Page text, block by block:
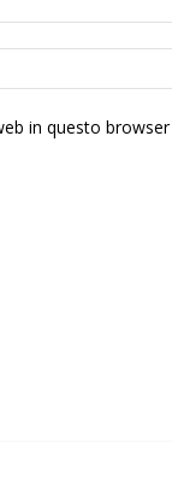
in questo